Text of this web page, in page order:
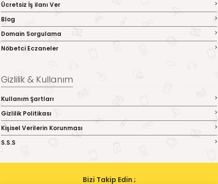
Ücretsiz İş ilanı Ver
Blog
Domain Sorgulama
Nöbetci Eczaneler
Gizlilik & Kullanım
Kullanım Şartları
Gizlilik Politikası
Kişisel Verilerin Korunması
S.S.S
Bizi Takip Edin ;